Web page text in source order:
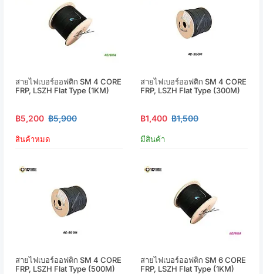
สายไฟเบอร์ออฟติก SM 4 CORE
FRP, LSZH Flat Type (1KM)
฿5,200 ฿5,900
สินค้าหมด
สายไฟเบอร์ออฟติก SM 4 CORE
FRP, LSZH Flat Type (300M)
฿1,400 ฿1,500
มีสินค้า
สายไฟเบอร์ออฟติก SM 4 CORE
FRP, LSZH Flat Type (500M)
สายไฟเบอร์ออฟติก SM 6 CORE
FRP, LSZH Flat Type (1KM)